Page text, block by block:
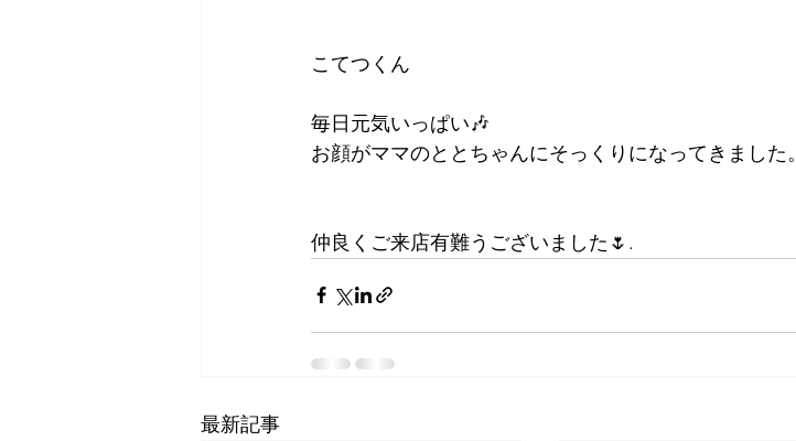
こてつくん
毎日元気いっぱい🎶
お顔がママのととちゃんにそっくりになってきました。
仲良くご来店有難うございました🌷.
最新記事